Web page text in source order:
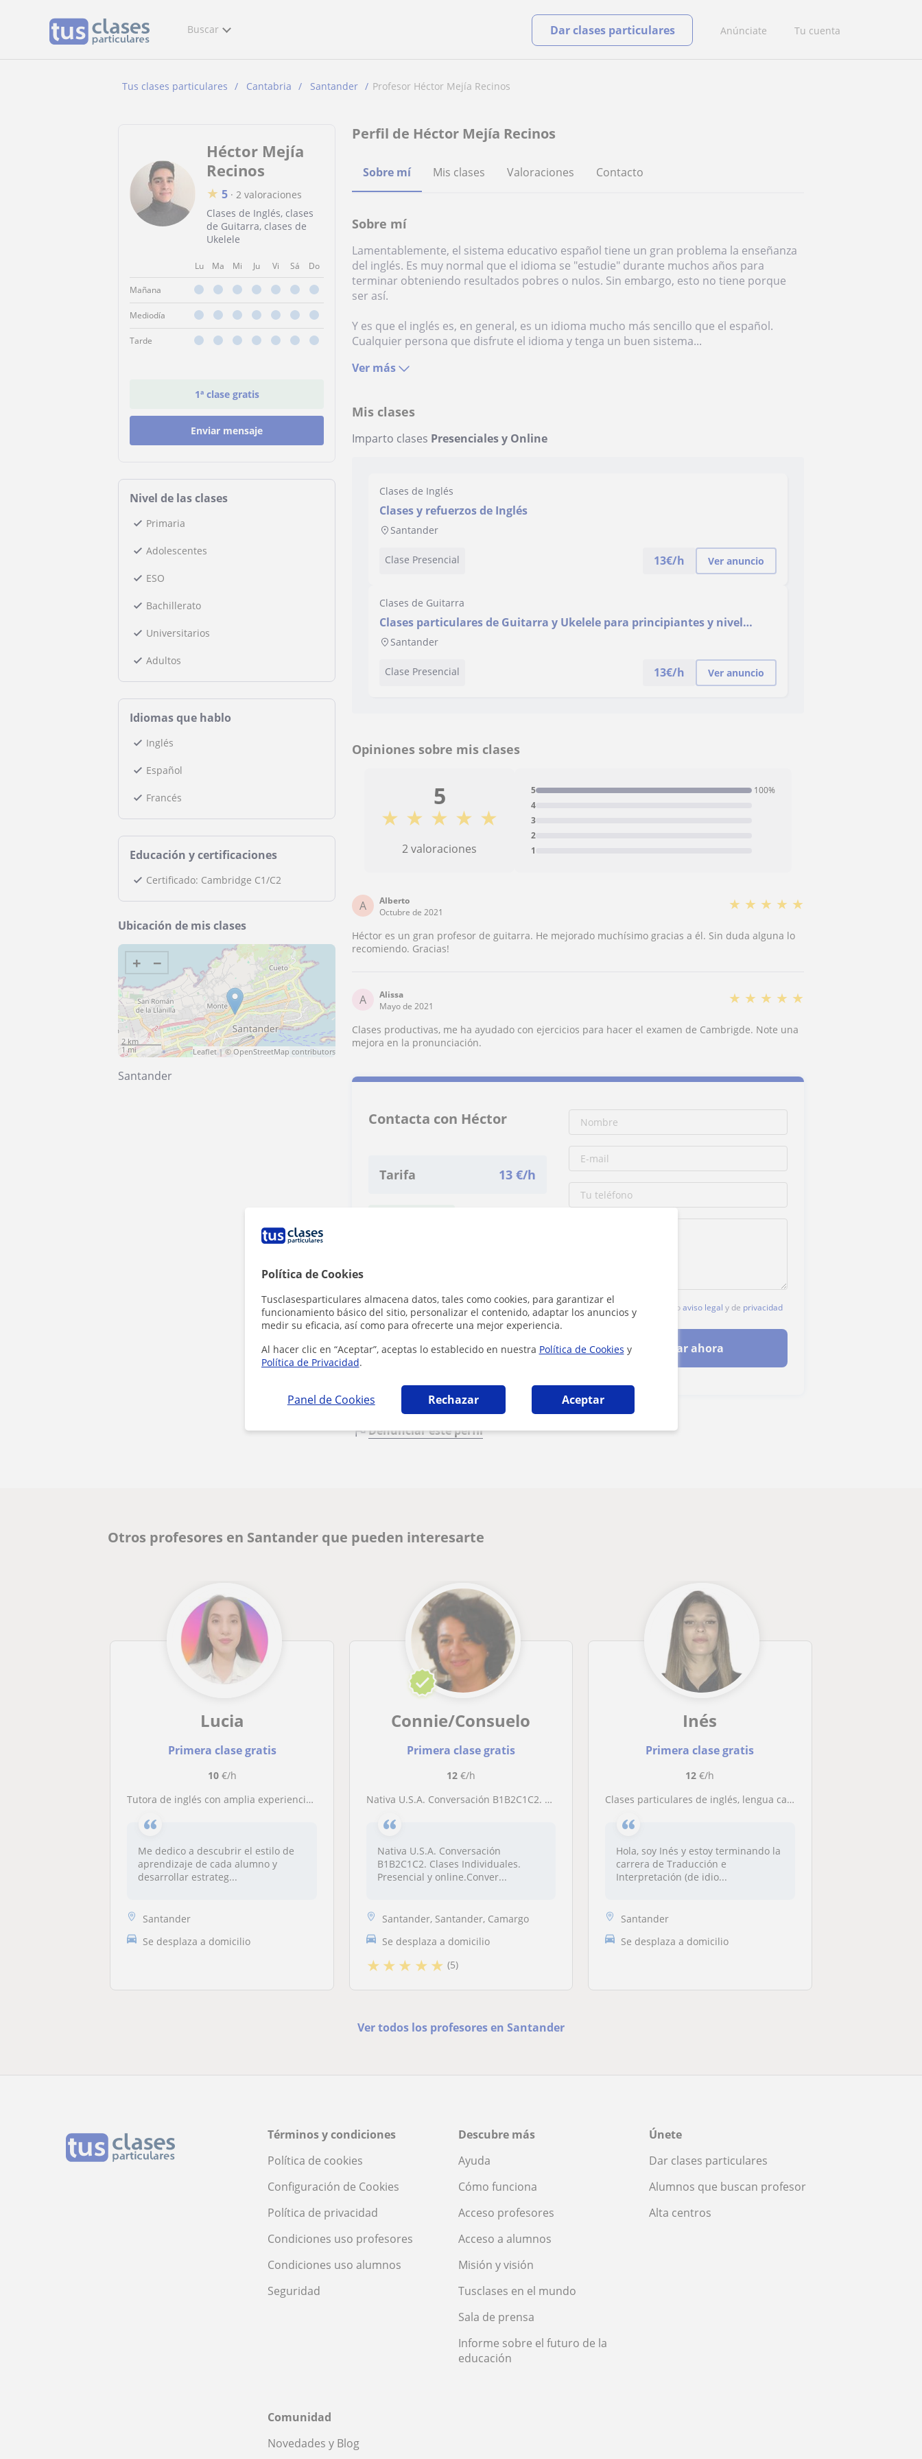
Política de Cookies
Tusclasesparticulares almacena datos, tales como cookies, para garantizar el
funcionamiento básico del sitio, personalizar el contenido, adaptar los anuncios y
medir su eficacia, así como para ofrecerte una mejor experiencia.
Al hacer clic en “Aceptar”, aceptas lo establecido en nuestra Política de Cookies y
Política de Privacidad.
Panel de Cookies Rechazar Aceptar
Buscar Anúnciate Tu cuenta
Dar clases particulares
Tus clases particulares Cantabria Santander Profesor Héctor Mejía Recinos
Héctor Mejía
Recinos
★ 5 · 2 valoraciones
Clases de Inglés, clases
de Guitarra, clases de
Ukelele
Lu Ma Mi Ju Vi Sá Do
Mañana
Mediodía
Tarde
1ª clase gratis
Enviar mensaje
Nivel de las clases
Primaria
Adolescentes
ESO
Bachillerato
Universitarios
Adultos
Idiomas que hablo
Inglés
Español
Francés
Educación y certificaciones
Certificado: Cambridge C1/C2
Ubicación de mis clases
+ −
2 km
1 mi
Leaflet | ©OpenStreetMap contributors
Santander
Perfil de Héctor Mejía Recinos
Sobre mí Mis clases Valoraciones Contacto
Sobre mí
Lamentablemente, el sistema educativo español tiene un gran problema la enseñanza
del inglés. Es muy normal que el idioma se "estudie" durante muchos años para
terminar obteniendo resultados pobres o nulos. Sin embargo, esto no tiene porque
ser así.
Y es que el inglés es, en general, es un idioma mucho más sencillo que el español.
Cualquier persona que disfrute el idioma y tenga un buen sistema...
Ver más
Mis clases
Imparto clases Presenciales y Online
Clases de Inglés
Clases y refuerzos de Inglés
Santander
Clase Presencial 13€/h Ver anuncio
Clases de Guitarra
Clases particulares de Guitarra y Ukelele para principiantes y nivel
medio
Santander
Clase Presencial 13€/h Ver anuncio
Opiniones sobre mis clases
5
★ ★ ★ ★ ★
2 valoraciones 1
2
3
4
5 100%
A
Alberto
Octubre de 2021
★ ★ ★ ★ ★
Héctor es un gran profesor de guitarra. He mejorado muchísimo gracias a él. Sin duda alguna lo
recomiendo. Gracias!
A
Alissa
Mayo de 2021
★ ★ ★ ★ ★
Clases productivas, me ha ayudado con ejercicios para hacer el examen de Cambrigde. Note una
mejora en la pronunciación.
Contacta con Héctor
Tarifa 13 €/h
Al hacer clic, aceptas nuestroaviso legal y de privacidad
Contactar ahora
Denunciar este perfil
Otros profesores en Santander que pueden interesarte
Lucia
Primera clase gratis
10€/h
Tutora de inglés con amplia experiencia en niños y adolescentes, con enfoque dinámico adaptado a las necesidades del estudiante.
Me dedico a descubrir el estilo de
aprendizaje de cada alumno y
desarrollar estrateg...
Santander
Se desplaza a domicilio
Connie/Consuelo
Primera clase gratis
12€/h
Nativa U.S.A. Conversación B1B2C1C2. Adultos y Adolescentes. Clases Individuales. Presencial y online. Watch my intro Video by clicking on my Profile picture
Nativa U.S.A. Conversación
B1B2C1C2. Clases Individuales.
Presencial y online.Conver...
Santander, Santander, Camargo
Se desplaza a domicilio
★★★ ★★ (5)
Inés
Primera clase gratis
12 €/h
Clases particulares de inglés, lengua castellana o matemáticas para niños pequeños y preadolescentes
Hola, soy Inés y estoy terminando la
carrera de Traducción e
Interpretación (de idio...
Santander
Se desplaza a domicilio
Ver todos los profesores en Santander
Términos y condiciones
Política de cookies
Configuración de Cookies
Política de privacidad
Condiciones uso profesores
Condiciones uso alumnos
Seguridad
Descubre más
Ayuda
Cómo funciona
Acceso profesores
Acceso a alumnos
Misión y visión
Tusclases en el mundo
Sala de prensa
Informe sobre el futuro de la
educación
Únete
Dar clases particulares
Alumnos que buscan profesor
Alta centros
Comunidad
Novedades y Blog